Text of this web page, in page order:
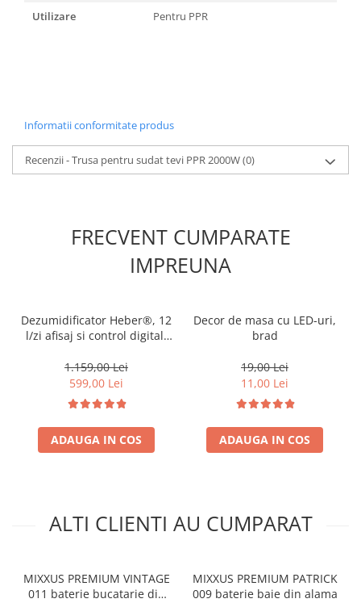
Utilizare
Pentru PPR
Informatii conformitate produs
Recenzii - Trusa pentru sudat tevi PPR 2000W(0)
FRECVENT CUMPARATE
IMPREUNA
Dezumidificator Heber®, 12
l/zi afisaj si control digital,
functie uscare haine,
temporizator 24 de ore,
WiFi, Smart Life
1.159,00 Lei
599,00 Lei
ADAUGA IN COS
Decor de masa cu LED-uri,
brad
19,00 Lei
11,00 Lei
ADAUGA IN COS
ALTI CLIENTI AU CUMPARAT
MIXXUS PREMIUM VINTAGE
011 baterie bucatarie din
MIXXUS PREMIUM PATRICK
009 baterie baie din alama